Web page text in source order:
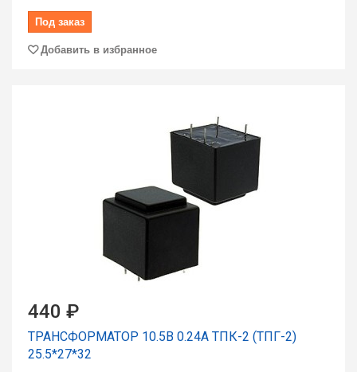
Под заказ
Добавить в избранное
440 ₽
ТРАНСФОРМАТОР 10.5В 0.24А ТПК-2 (ТПГ-2)
25.5*27*32